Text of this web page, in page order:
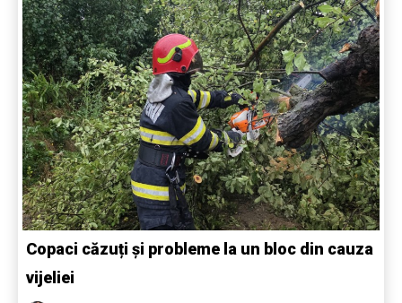
Copaci căzuți și probleme la un bloc din cauza
vijeliei